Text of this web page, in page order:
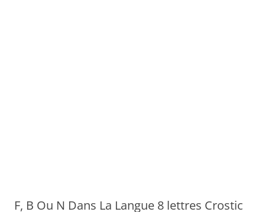
F, B Ou N Dans La Langue 8 lettres Crostic